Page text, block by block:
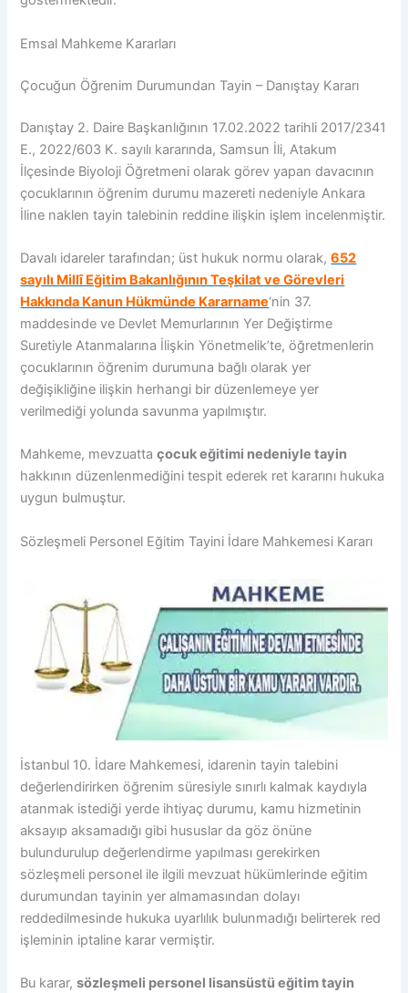
Emsal Mahkeme Kararları
Çocuğun Öğrenim Durumundan Tayin – Danıştay Kararı
Danıştay 2. Daire Başkanlığının 17.02.2022 tarihli 2017/2341
E., 2022/603 K. sayılı kararında, Samsun İli, Atakum
İlçesinde Biyoloji Öğretmeni olarak görev yapan davacının
çocuklarının öğrenim durumu mazereti nedeniyle Ankara
İline naklen tayin talebinin reddine ilişkin işlem incelenmiştir.
Davalı idareler tarafından; üst hukuk normu olarak,652
sayılı Millî Eğitim Bakanlığının Teşkilat ve Görevleri
Hakkında Kanun Hükmünde Kararname‘nin 37.
maddesinde ve Devlet Memurlarının Yer Değiştirme
Suretiyle Atanmalarına İlişkin Yönetmelik’te, öğretmenlerin
çocuklarının öğrenim durumuna bağlı olarak yer
değişikliğine ilişkin herhangi bir düzenlemeye yer
verilmediği yolunda savunma yapılmıştır.
Mahkeme, mevzuattaçocuk eğitimi nedeniyle tayin
hakkının düzenlenmediğini tespit ederek ret kararını hukuka
uygun bulmuştur.
Sözleşmeli Personel Eğitim Tayini İdare Mahkemesi Kararı
İstanbul 10. İdare Mahkemesi, idarenin tayin talebini
değerlendirirken öğrenim süresiyle sınırlı kalmak kaydıyla
atanmak istediği yerde ihtiyaç durumu, kamu hizmetinin
aksayıp aksamadığı gibi hususlar da göz önüne
bulundurulup değerlendirme yapılması gerekirken
sözleşmeli personel ile ilgili mevzuat hükümlerinde eğitim
durumundan tayinin yer almamasından dolayı
reddedilmesinde hukuka uyarlılık bulunmadığı belirterek red
işleminin iptaline karar vermiştir.
Bu karar,sözleşmeli personel lisansüstü eğitim tayin